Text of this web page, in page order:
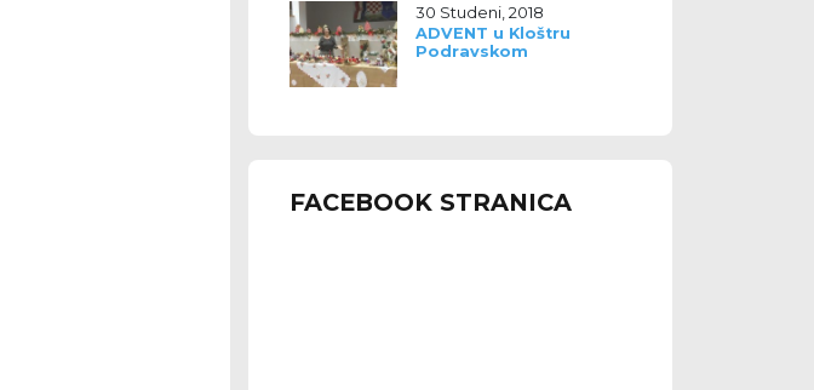
30 Studeni, 2018
ADVENT u Kloštru
Podravskom
FACEBOOK STRANICA